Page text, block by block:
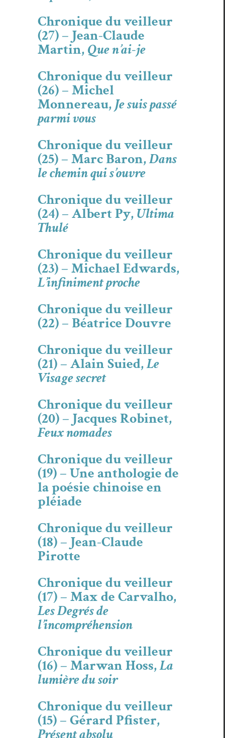
Chronique du veilleur
(27) – Jean-Claude
Martin,Que n’ai-je
Chronique du veilleur
(26) – Michel
Monnereau,Je suis passé
parmi vous
Chronique du veilleur
(25) – Marc Baron,Dans
le chemin qui s’ouvre
Chronique du veilleur
(24) – Albert Py,Ultima
Thulé
Chronique du veilleur
(23) – Michael Edwards,
L’infiniment proche
Chronique du veilleur
(22) – Béatrice Douvre
Chronique du veilleur
(21) – Alain Suied,Le
Visage secret
Chronique du veilleur
(20) – Jacques Robinet,
Feux nomades
Chronique du veilleur
(19) – Une anthologie de
la poésie chinoise en
pléiade
Chronique du veilleur
(18) – Jean-Claude
Pirotte
Chronique du veilleur
(17) – Max de Carvalho,
Les Degrés de
l’incompréhension
Chronique du veilleur
(16) – Marwan Hoss,La
lumière du soir
Chronique du veilleur
(15) – Gérard Pfister,